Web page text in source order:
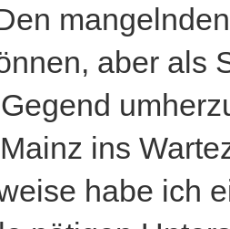
aber als
ins
habe ich